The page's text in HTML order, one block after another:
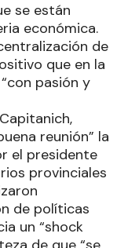
se están
económica.
de
que en la
pasión y
reunión” la
el presidente
provinciales
de políticas
un “shock